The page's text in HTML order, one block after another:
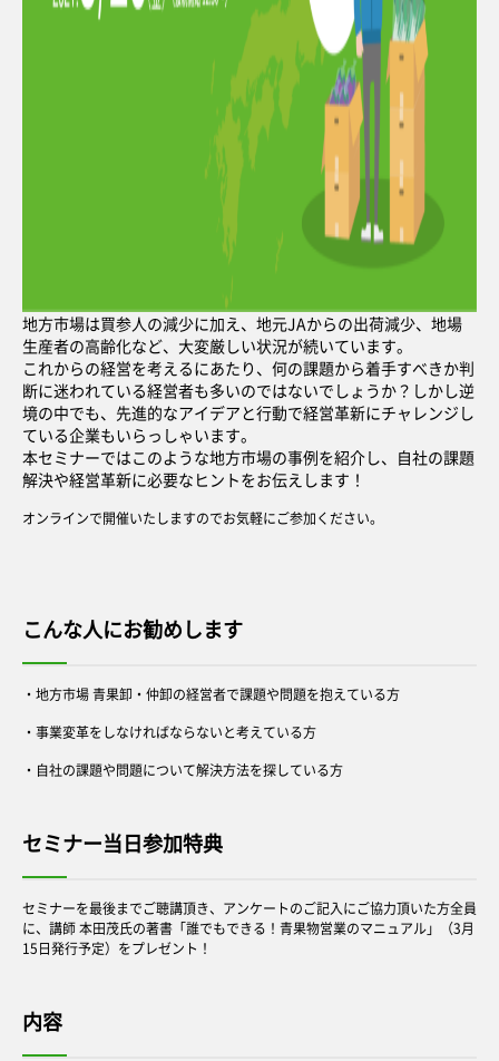
地方市場は買参人の減少に加え、地元JAからの出荷減少、地場
生産者の高齢化など、大変厳しい状況が続いています。
これからの経営を考えるにあたり、何の課題から着手すべきか判
断に迷われている経営者も多いのではないでしょうか？しかし逆
境の中でも、先進的なアイデアと行動で経営革新にチャレンジし
ている企業もいらっしゃいます。
本セミナーではこのような地方市場の事例を紹介し、自社の課題
解決や経営革新に必要なヒントをお伝えします！
オンラインで開催いたしますのでお気軽にご参加ください。
こんな人にお勧めします
・地方市場 青果卸・仲卸の経営者で課題や問題を抱えている方
・事業変革をしなければならないと考えている方
・自社の課題や問題について解決方法を探している方
セミナー当日参加特典
セミナーを最後までご聴講頂き、アンケートのご記入にご協力頂いた方全員
に、講師 本田茂氏の著書「誰でもできる！青果物営業のマニュアル」（3月
15日発行予定）をプレゼント！
内容